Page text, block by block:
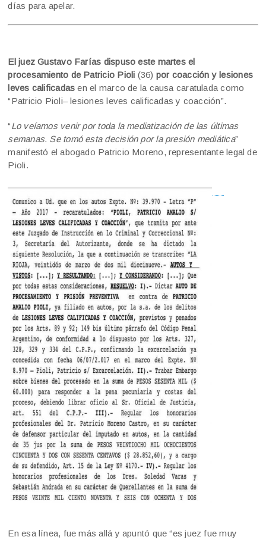
días para apelar.
El juez Gustavo Farías dispuso este martes el
procesamiento de Patricio Pioli (36) por coacción y lesiones
leves calificadas en el marco de la causa caratulada como
“Patricio Pioli– lesiones leves calificadas y coacción”.
“Lo veíamos venir por toda la mediatización de las últimas
semanas. Se tomó esta decisión por la presión mediática”
manifestó el abogado Patricio Moreno, representante legal de
Pioli.
En esa línea, fue más allá y apuntó que “es juez fue muy